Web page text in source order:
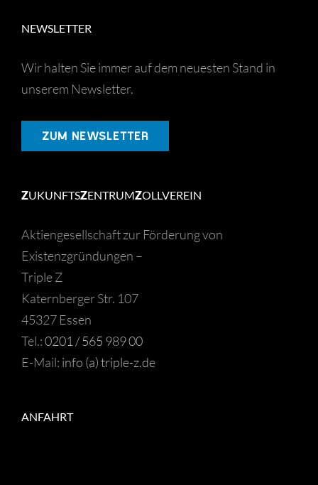
NEWSLETTER
Wir halten Sie immer auf dem neuesten Stand in
unserem Newsletter.
ZUM NEWSLETTER
ZUKUNFTSZENTRUMZOLLVEREIN
Aktiengesellschaft zur Förderung von
Existenzgründungen –
Triple Z
Katernberger Str. 107
45327 Essen
Tel.:0201 / 565 989 00
E-Mail: info (a) triple-z.de
ANFAHRT